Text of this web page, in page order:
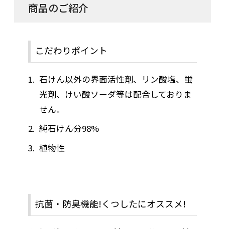
商品のご紹介
こだわりポイント
石けん以外の界面活性剤、リン酸塩、蛍
光剤、けい酸ソーダ等は配合しておりま
せん。
純石けん分98%
植物性
抗菌・防臭機能!くつしたにオススメ!